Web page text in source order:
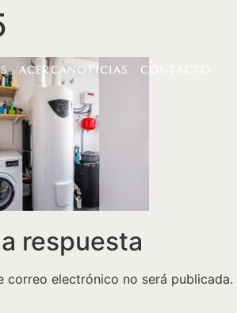
ACERCANOTICIAS CONTACTO
respuesta
correo electrónico no será publicada.